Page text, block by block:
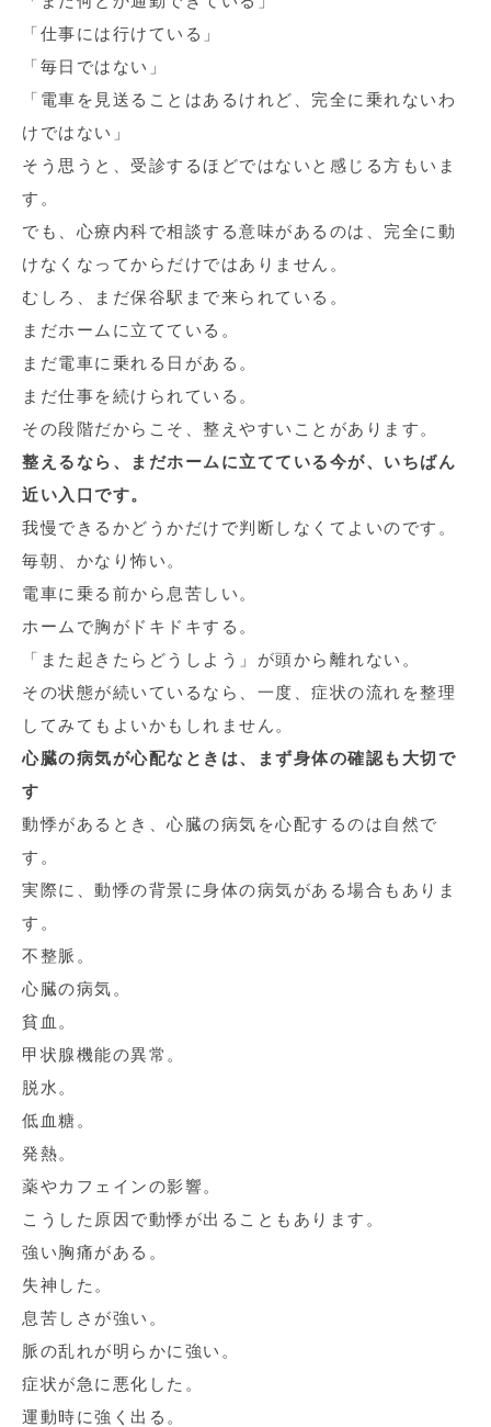
「仕事には行けている」
「毎日ではない」
「電車を見送ることはあるけれど、完全に乗れないわ
けではない」
そう思うと、受診するほどではないと感じる方もいま
す。
でも、心療内科で相談する意味があるのは、完全に動
けなくなってからだけではありません。
むしろ、まだ保谷駅まで来られている。
まだホームに立てている。
まだ電車に乗れる日がある。
まだ仕事を続けられている。
その段階だからこそ、整えやすいことがあります。
整えるなら、まだホームに立てている今が、いちばん
近い入口です。
我慢できるかどうかだけで判断しなくてよいのです。
毎朝、かなり怖い。
電車に乗る前から息苦しい。
ホームで胸がドキドキする。
「また起きたらどうしよう」が頭から離れない。
その状態が続いているなら、一度、症状の流れを整理
してみてもよいかもしれません。
心臓の病気が心配なときは、まず身体の確認も大切で
す
動悸があるとき、心臓の病気を心配するのは自然で
す。
実際に、動悸の背景に身体の病気がある場合もありま
す。
不整脈。
心臓の病気。
貧血。
甲状腺機能の異常。
脱水。
低血糖。
発熱。
薬やカフェインの影響。
こうした原因で動悸が出ることもあります。
強い胸痛がある。
失神した。
息苦しさが強い。
脈の乱れが明らかに強い。
症状が急に悪化した。
運動時に強く出る。